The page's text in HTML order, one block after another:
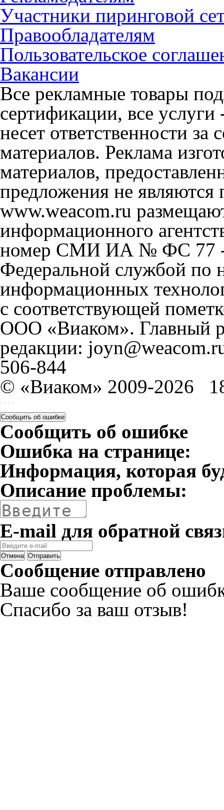
Участники пиринговой
Правообладателям
Пользовательское
Вакансии
Все рекламные товары
сертификации, все
несет ответственности
материалов. Реклама
материалов,
предложения не
www.weacom.ru
информационного
номер СМИ ИА № ФС 77 -
Федеральной службой по
информационных
с соответствующей
ООО «Виаком». Главный
редакции:
506-844
© «Виаком» 2009-2026
Сообщить об ошибке
Сообщить об ошибке
Ошибка на странице:
Информация, которая
Описание проблемы:
E-mail для обратной
Отмена Отправить
Сообщение отправлено
Ваше сообщение об
Спасибо за ваш отзыв!